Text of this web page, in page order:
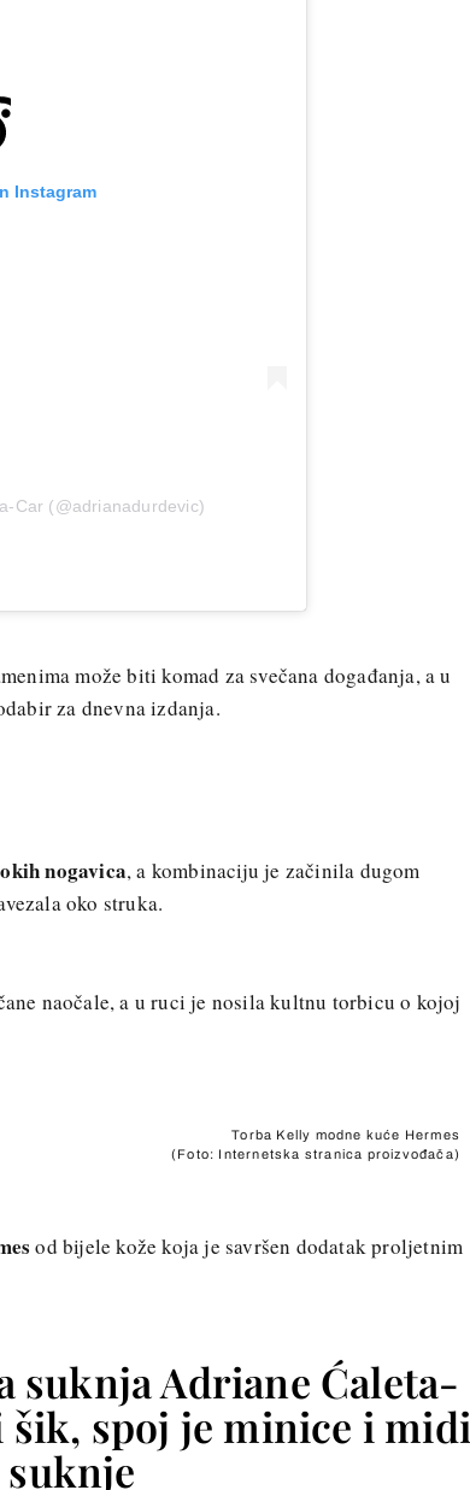
Instagram
Car (@adrianadurdevic)
može biti komad za svečana događanja, a u
za dnevna izdanja.
nogavica, a kombinaciju je začinila dugom
oko struka.
naočale, a u ruci je nosila kultnu torbicu o kojoj
Torba Kelly modne kuće Hermes
(Foto: Internetska stranica proizvođača)
od bijele kože koja je savršen dodatak proljetnim
suknja Adriane Ćaleta-
šik, spoj je minice i midi
suknje